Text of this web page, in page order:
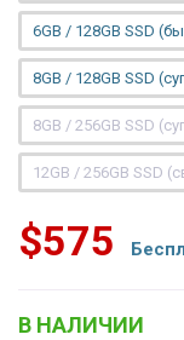
6GB / 128GB SSD
8GB / 128GB SSD
8GB / 256GB SSD
12GB / 256GB SSD
$575
В НАЛИЧИИ